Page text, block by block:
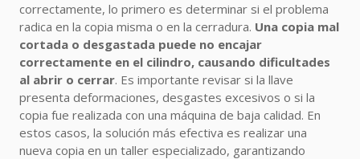
correctamente, lo primero es determinar si el problema
radica en la copia misma o en la cerradura. Una copia mal
cortada o desgastada puede no encajar
correctamente en el cilindro, causando dificultades
al abrir o cerrar. Es importante revisar si la llave
presenta deformaciones, desgastes excesivos o si la
copia fue realizada con una máquina de baja calidad. En
estos casos, la solución más efectiva es realizar una
nueva copia en un taller especializado, garantizando